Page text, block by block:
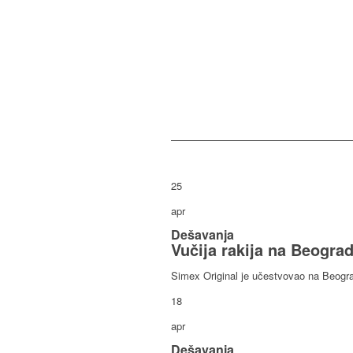
25
apr
Dešavanja
Vučija rakija na
Simex Original je učestvovao na
18
apr